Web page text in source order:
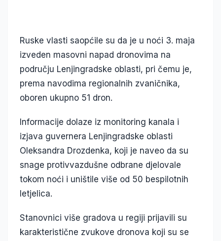
Ruske vlasti saopćile su da je u noći 3. maja
izveden masovni napad dronovima na
području Lenjingradske oblasti, pri čemu je,
prema navodima regionalnih zvaničnika,
oboren ukupno 51 dron.
Informacije dolaze iz monitoring kanala i
izjava guvernera Lenjingradske oblasti
Oleksandra Drozdenka, koji je naveo da su
snage protivvazdušne odbrane djelovale
tokom noći i uništile više od 50 bespilotnih
letjelica.
Stanovnici više gradova u regiji prijavili su
karakteristične zvukove dronova koji su se